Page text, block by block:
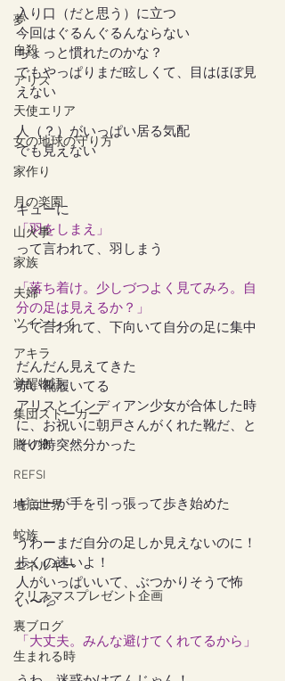
夢
自殺
アリス
天使エリア
女の地球の守り方
家作り
月の楽園
山火事
家族
夫婦
ツインレイ
アキラ
覚醒物語
集団ストーカー
贈り物
REFSI
地底世界
蛇族
エネルギー
クリスマスプレゼント企画
裏ブログ
生まれる時
入り口（だと思う）に立つ
今回はぐるんぐるんならない
ちょっと慣れたのかな？
でもやっぱりまだ眩しくて、目はほぼ見
えない
人（？）がいっぱい居る気配
でも見えない
ギューに
「羽をしまえ」
って言われて、羽しまう
「落ち着け。少しづつよく見てみろ。自
分の足は見えるか？」
って言われて、下向いて自分の足に集中
だんだん見えてきた
赤い靴履いてる
アリスとインディアン少女が合体した時
に、お祝いに朝戸さんがくれた靴だ、と
その時突然分かった
ギューが手を引っ張って歩き始めた
うわーまだ自分の足しか見えないのに！
歩くの速いよ！
人がいっぱいいて、ぶつかりそうで怖
い〜💦
「大丈夫。みんな避けてくれてるから」